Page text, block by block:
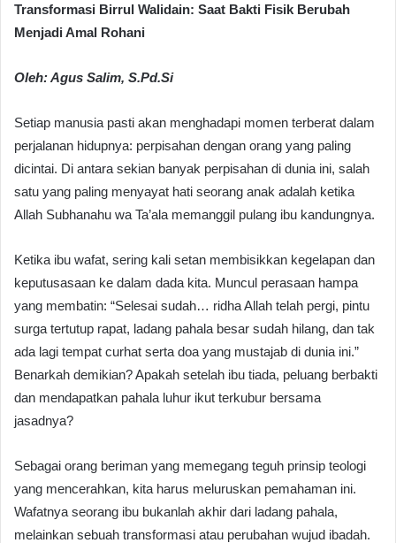
Transformasi Birrul Walidain: Saat Bakti Fisik Berubah
Menjadi Amal Rohani
Oleh: Agus Salim, S.Pd.Si
Setiap manusia pasti akan menghadapi momen terberat dalam
perjalanan hidupnya: perpisahan dengan orang yang paling
dicintai. Di antara sekian banyak perpisahan di dunia ini, salah
satu yang paling menyayat hati seorang anak adalah ketika
Allah Subhanahu wa Ta’ala memanggil pulang ibu kandungnya.
Ketika ibu wafat, sering kali setan membisikkan kegelapan dan
keputusasaan ke dalam dada kita. Muncul perasaan hampa
yang membatin: “Selesai sudah… ridha Allah telah pergi, pintu
surga tertutup rapat, ladang pahala besar sudah hilang, dan tak
ada lagi tempat curhat serta doa yang mustajab di dunia ini.”
Benarkah demikian? Apakah setelah ibu tiada, peluang berbakti
dan mendapatkan pahala luhur ikut terkubur bersama
jasadnya?
Sebagai orang beriman yang memegang teguh prinsip teologi
yang mencerahkan, kita harus meluruskan pemahaman ini.
Wafatnya seorang ibu bukanlah akhir dari ladang pahala,
melainkan sebuah transformasi atau perubahan wujud ibadah.